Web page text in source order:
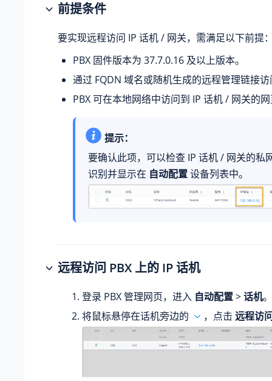
前提条件
要实现远程访问 IP 话机 / 网关，需满足以下前提
PBX 固件版本为 37.7.0.16 及以上版本。
通过 FQDN 域名或随机生成的远程管理链接访
PBX 可在本地网络中访问到 IP 话机 / 网关的
提示：
要确认此项，可以检查 IP 话机 / 网关的私
识别并显示在 自动配置设备列表中。
远程访问 PBX 上的 IP 话机
登录 PBX 管理网页，进入 自动配置>话机。
将鼠标悬停在话机旁边的
，点击 远程访